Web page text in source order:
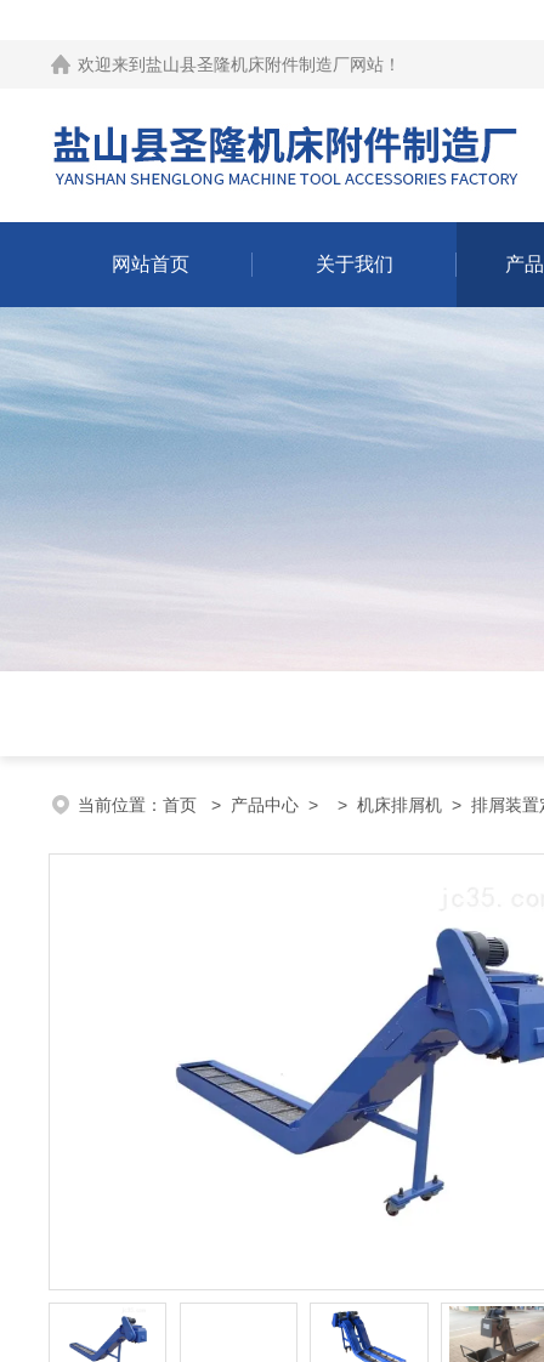
欢迎来到 盐山县圣隆机床附件制造厂网站 ！
网站首页 关于我们 产
当前位置： 首页 > 产品中心 > > 机床排屑机 > 排屑装置